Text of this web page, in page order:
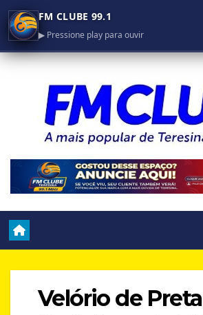
FM CLUBE 99.1
▶ Pressione play para ouvir